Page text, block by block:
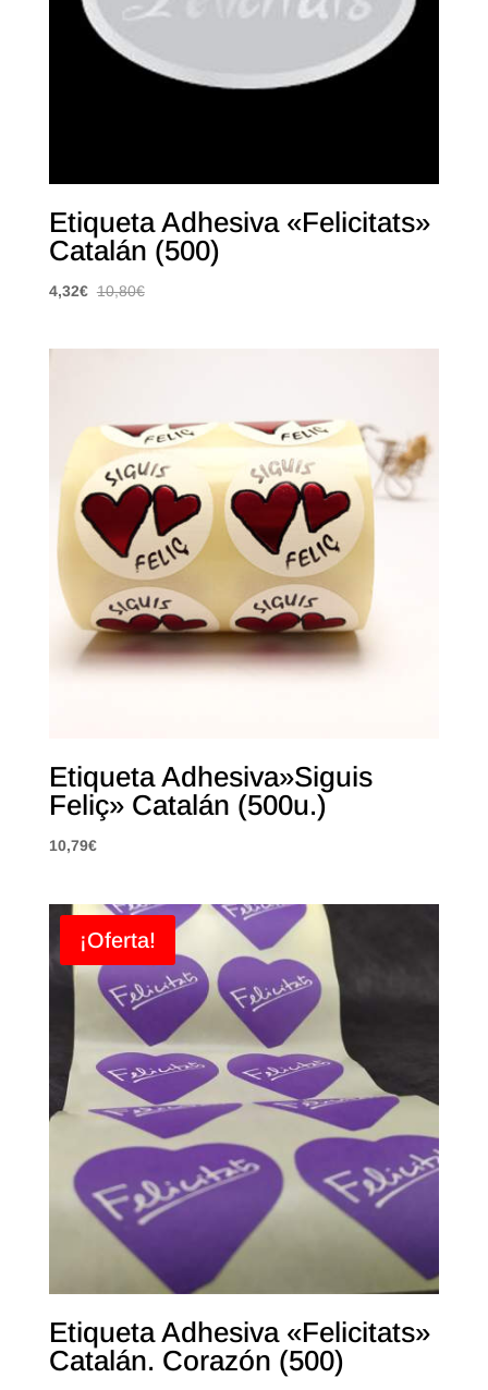
Etiqueta Adhesiva «Felicitats»
Catalán (500)
4,32€ 10,80€
Etiqueta Adhesiva»Siguis
Feliç» Catalán (500u.)
10,79€
¡Oferta!
Etiqueta Adhesiva «Felicitats»
Catalán. Corazón (500)